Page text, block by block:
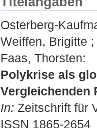
Osterberg-
Weiffen, Brigitte ;
Faas, Thorsten:
Polykrise als
Vergleichenden
In: Zeitschrift für
ISSN 1865-2654